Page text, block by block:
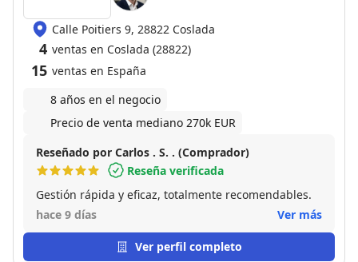
Calle Poitiers 9, 28822 Coslada
4 ventas en Coslada (28822)
15 ventas en España
8 años en el negocio
Precio de venta mediano 270k EUR
Reseñado por Carlos . S. . (Comprador)
Reseña verificada
Gestión rápida y eficaz, totalmente recomendables.
hace 9 días
Ver más
Ver perfil completo